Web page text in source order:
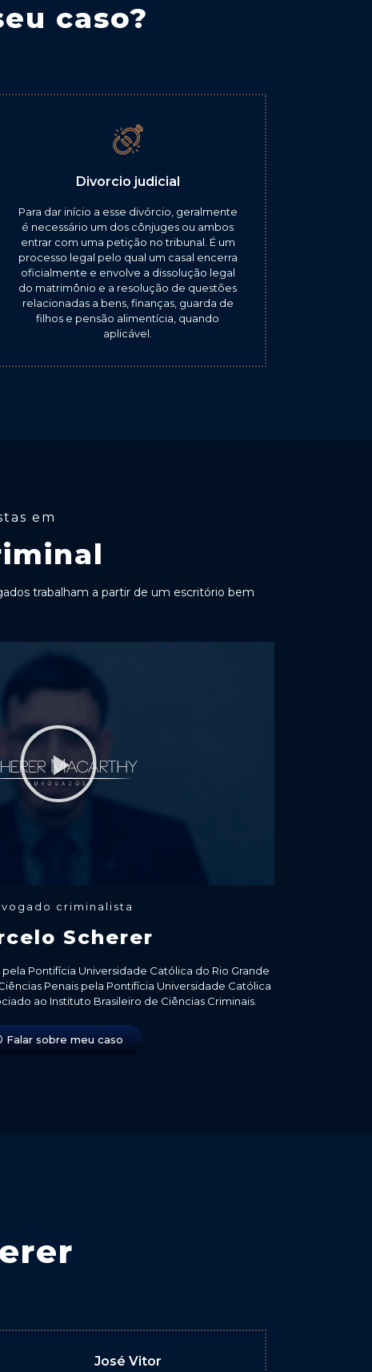
caso?
Divorcio judicial
Para dar início a esse divórcio, geralmente
é necessário um dos cônjuges ou ambos
entrar com uma petição no tribunal. É um
processo legal pelo qual um casal encerra
oficialmente e envolve a dissolução legal
do matrimônio e a resolução de questões
relacionadas a bens, finanças, guarda de
filhos e pensão alimentícia, quando
aplicável.
em
trabalham a partir de um escritório bem
criminalista
Scherer
Pontifícia Universidade Católica do Rio Grande
Penais pela Pontifícia Universidade Católica
ao Instituto Brasileiro de Ciências Criminais.
Falar sobre meu caso
José Vitor